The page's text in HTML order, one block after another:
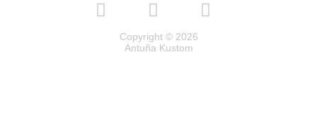
Copyright © 2026
Antuña Kustom